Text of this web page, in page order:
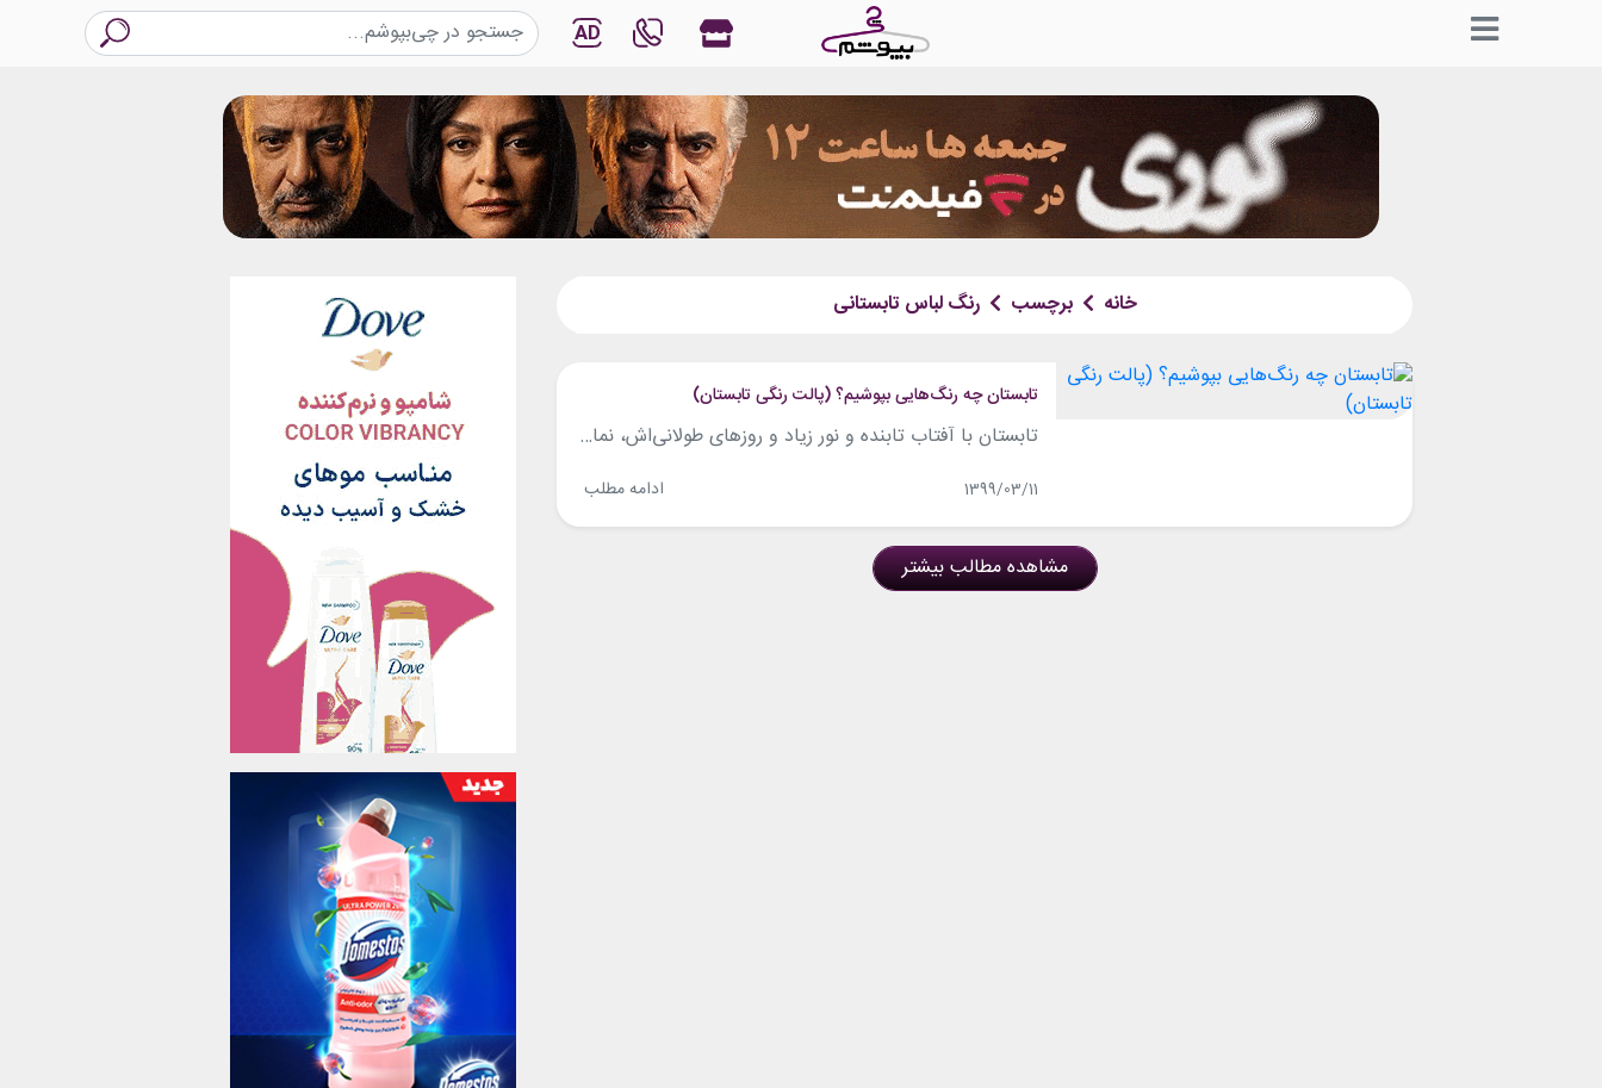
AD
خانه برچسب رنگ لباس تابستانی
تابستان چه رنگ‌هایی بپوشیم؟ (پالت رنگی تابستان)
تابستان با آفتاب تابنده و نور زیاد و روزهای طولانی‌اش، نماد انرژی و نشاط است. رنگ‌های یادآور تابستان نیز رنگ‌های شادی مثل قرمز و نارنجی و زرد هستند. به‌همین دلیل استایل تابستانی نیز پر است از این رنگ‌های شاد و روشن؛ ازطرفی استفاده از رنگ روشن در تابستان بسیار منطقی است، زیرا این نوع رنگ‌ها...
1399/03/11 ادامه مطلب
مشاهده مطالب بیشتر